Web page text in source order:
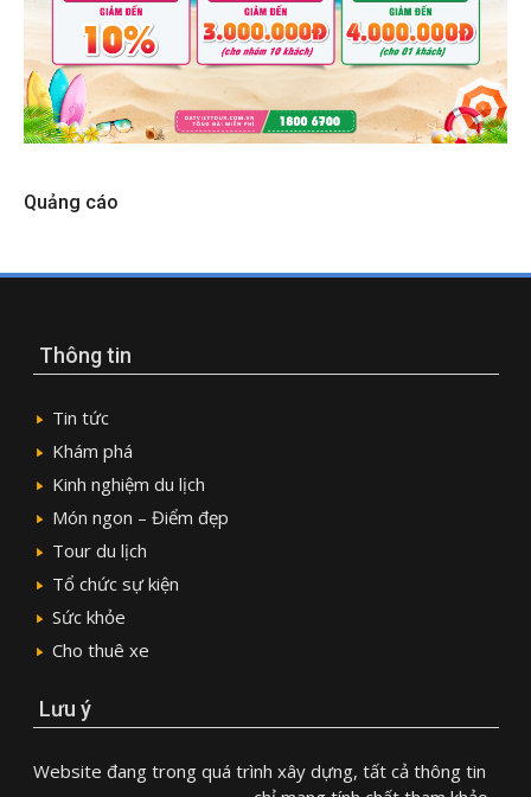
Quảng cáo
Thông tin
Tin tức
Khám phá
Kinh nghiệm du lịch
Món ngon – Điểm đẹp
Tour du lịch
Tổ chức sự kiện
Sức khỏe
Cho thuê xe
Lưu ý
Website đang trong quá trình xây dựng, tất cả thông tin